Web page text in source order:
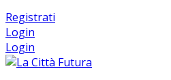
Registrati
Login
Login